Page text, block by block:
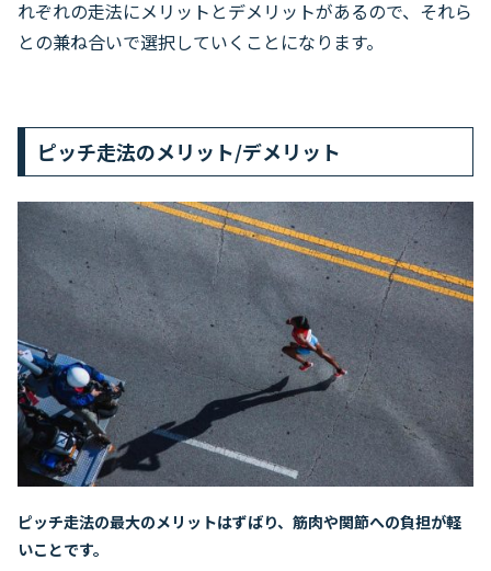
れぞれの走法にメリットとデメリットがあるので、それら
との兼ね合いで選択していくことになります。
ピッチ走法のメリット/デメリット
ピッチ走法の最大のメリットはずばり、筋肉や関節への負担が軽
いことです。